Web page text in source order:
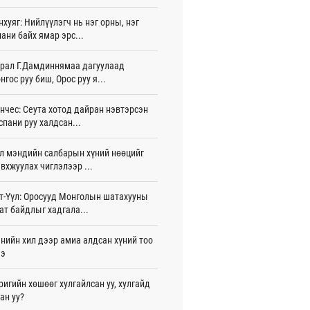
15 цаг 40 мин
Н.Амарзаяа: 32 хуудастай
дэвтэр долоо хоногт л дүүрдэг
15 цаг 31 мин
байна
12 цаг 01 мин
80 мянган евро хандивлажээ
11 цаг 30 мин
өртэй шатахуун импортлогч ААН-
дансыг битүүмжлэхгүй
11 цаг 20 мин
аагим халуун өдрүүд үргэлжилсээр
11 цаг 20 мин
шигшээ баг Азийн наадам-д
Нийлүүлэгч нь нэг орны, нэг
байх ямар эрс...
Г.Дамдиннямаа дагуулаад
руу биш, Орос руу я...
Сеута хотод дайран нэвтэрсэн
руу халдсан...
мэндийн салбарын хүний нөөцийг
чиглэлээр ...
Үүл: Оросууд Монголын шатахууны
байдлыг хадгала...
хил дээр амиа алдсан хүний тоо
хөшөөг хулгайлсан уу, хулгайд
уу?